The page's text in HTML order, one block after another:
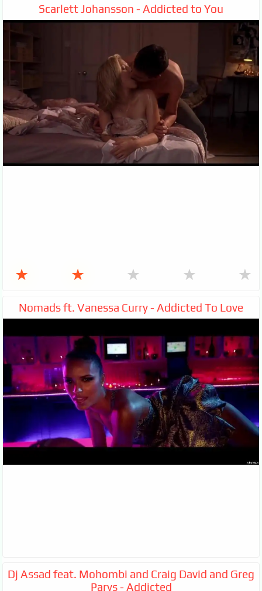
Scarlett Johansson - Addicted to You
★ ★ ★ ★ ★
Nomads ft. Vanessa Curry - Addicted To Love
Dj Assad feat. Mohombi and Craig David and Greg
Parys - Addicted